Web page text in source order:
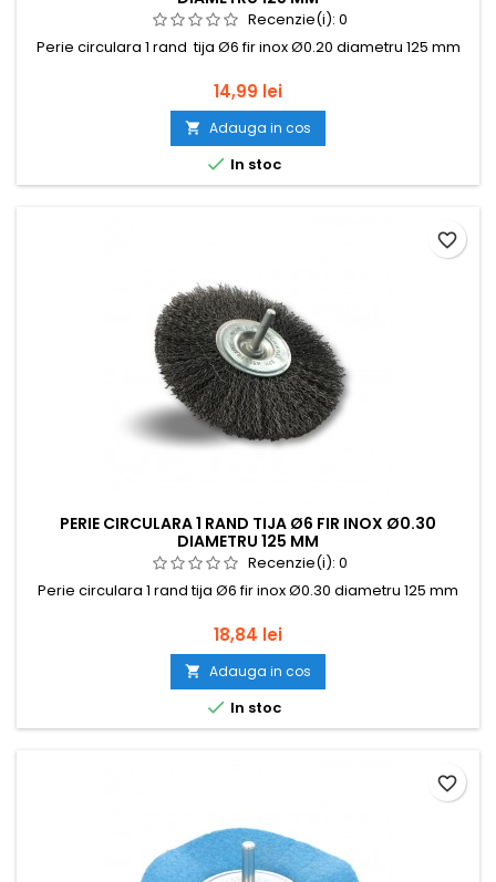
Recenzie(i): 0
Perie circulara 1 rand tija Ø6 fir inox Ø0.20 diametru 125 mm
Pret
14,99 lei
 Adauga in cos
 In stoc
PERIE CIRCULARA 1 RAND TIJA Ø6 FIR INOX Ø0.30
DIAMETRU 125 MM
Recenzie(i): 0
Perie circulara 1 rand tija Ø6 fir inox Ø0.30 diametru 125 mm
Pret
18,84 lei
 Adauga in cos
 In stoc
favorite_border
favorite_border